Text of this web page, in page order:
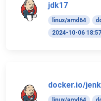
jdk17
linux/amd64
2024-10-06 18:57
docker.io/